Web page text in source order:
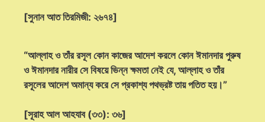
[সুনান আত তিরমিজী: ২৬৭৪]
“আল্লাহ ও তাঁর রসূল কোন কাজের আদেশ করলে কোন ঈমানদার পুরুষ
ও ঈমানদার নারীর সে বিষয়ে ভিন্ন ক্ষমতা নেই যে, আল্লাহ ও তাঁর
রসূলের আদেশ অমান্য করে সে প্রকাশ্য পথভ্রষ্ট তায় পতিত হয়।”
[সূরাহ আল আহযাব (৩৩): ৩৬]